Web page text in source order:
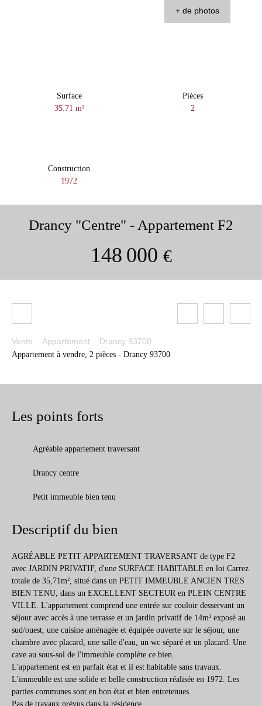
+ de photos
Surface
35.71 m²
Pièces
2
Construction
1972
Drancy "Centre" - Appartement F2
148 000 €
Vente Appartement
Drancy 93700
Appartement à vendre, 2 pièces - Drancy 93700
Les points forts
Agréable appartement traversant
Drancy centre
Petit immeuble bien tenu
Descriptif du bien
AGRÉABLE PETIT APPARTEMENT TRAVERSANT de type F2
avec JARDIN PRIVATIF, d'une SURFACE HABITABLE en loi Carrez
totale de 35,71m², situé dans un PETIT IMMEUBLE ANCIEN TRES
BIEN TENU, dans un EXCELLENT SECTEUR en PLEIN CENTRE
VILLE. L'appartement comprend une entrée sur couloir desservant un
séjour avec accès à une terrasse et un jardin privatif de 14m² exposé au
sud/ouest, une cuisine aménagée et équipée ouverte sur le séjour, une
chambre avec placard, une salle d'eau, un wc séparé et un placard. Une
cave au sous-sol de l'immeuble complète ce bien.
L'appartement est en parfait état et il est habitable sans travaux.
L'immeuble est une solide et belle construction réalisée en 1972. Les
parties communes sont en bon état et bien entretenues.
Pas de travaux prévus dans la résidence.